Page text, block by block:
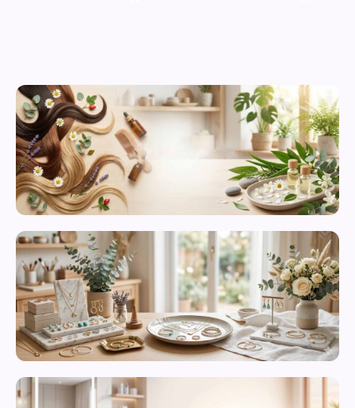
محصولات
مراقبت از
پوست